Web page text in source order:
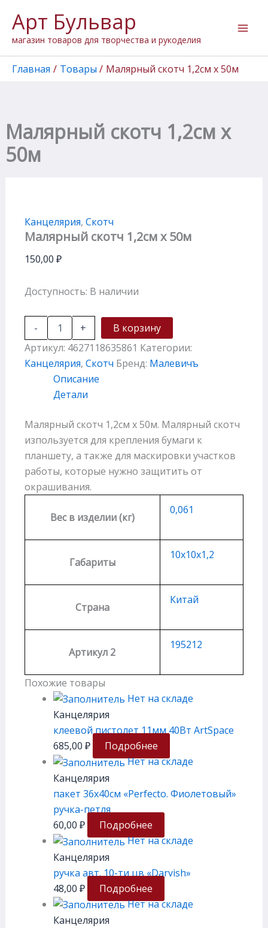
содержимому
Арт Бульвар
магазин товаров для творчества и рукоделия
Главная Товары Малярный скотч 1,2см х 50м
Малярный скотч 1,2см х
50м
Канцелярия, Скотч
Малярный скотч 1,2см х 50м
150,00 ₽
Доступность: В наличии
-
товара
Малярный
скотч
1,2см
х
+
В корзину
Артикул: 4627118635861 Категории:
Канцелярия, Скотч Бренд: Малевичъ
Описание
Детали
Малярный скотч 1,2см х 50м. Малярный скотч
изпользуется для крепления бумаги к
планшету, а также для маскировки участков
работы, которые нужно защитить от
окрашивания.
Вес в изделии (кг)
0,061
Габариты
10х10х1,2
Страна
Китай
Артикул 2
195212
Похожие товары
Нет на складе
Канцелярия
клеевой пистолет 11мм 40Вт ArtSpace
685,00 ₽
Подробнее
Нет на складе
Канцелярия
пакет 36х40см «Perfecto. Фиолетовый»
ручка-петля
60,00 ₽
Подробнее
Нет на складе
Канцелярия
ручка авт. 10-ти цв «Darvish»
48,00 ₽
Подробнее
Нет на складе
Канцелярия